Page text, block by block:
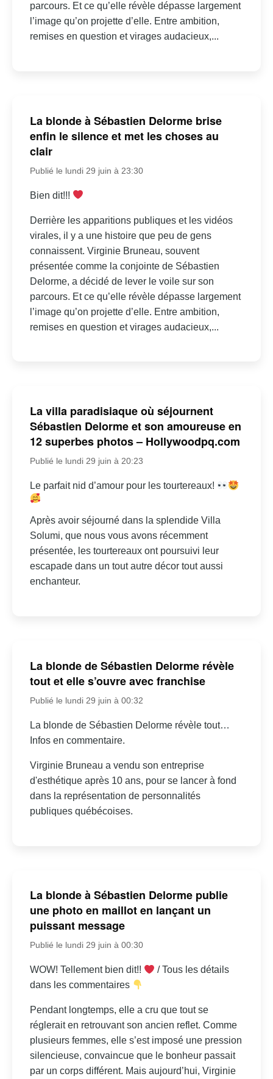
parcours. Et ce qu’elle révèle dépasse largement
l’image qu’on projette d’elle. Entre ambition,
remises en question et virages audacieux,...
La blonde à Sébastien Delorme brise
enfin le silence et met les choses au
clair
Publié le lundi 29 juin à 23:30
Bien dit!!!
Derrière les apparitions publiques et les vidéos
virales, il y a une histoire que peu de gens
connaissent. Virginie Bruneau, souvent
présentée comme la conjointe de Sébastien
Delorme, a décidé de lever le voile sur son
parcours. Et ce qu’elle révèle dépasse largement
l’image qu’on projette d’elle. Entre ambition,
remises en question et virages audacieux,...
La villa paradisiaque où séjournent
Sébastien Delorme et son amoureuse en
12 superbes photos – Hollywoodpq.com
Publié le lundi 29 juin à 20:23
Le parfait nid d’amour pour les tourtereaux!
Après avoir séjourné dans la splendide Villa
Solumi, que nous vous avons récemment
présentée, les tourtereaux ont poursuivi leur
escapade dans un tout autre décor tout aussi
enchanteur.
La blonde de Sébastien Delorme révèle
tout et elle s’ouvre avec franchise
Publié le lundi 29 juin à 00:32
La blonde de Sébastien Delorme révèle tout…
Infos en commentaire.
Virginie Bruneau a vendu son entreprise
d'esthétique après 10 ans, pour se lancer à fond
dans la représentation de personnalités
publiques québécoises.
La blonde à Sébastien Delorme publie
une photo en maillot en lançant un
puissant message
Publié le lundi 29 juin à 00:30
WOW! Tellement bien dit!!
/ Tous les détails
dans les commentaires
Pendant longtemps, elle a cru que tout se
réglerait en retrouvant son ancien reflet. Comme
plusieurs femmes, elle s’est imposé une pression
silencieuse, convaincue que le bonheur passait
par un corps différent. Mais aujourd’hui, Virginie